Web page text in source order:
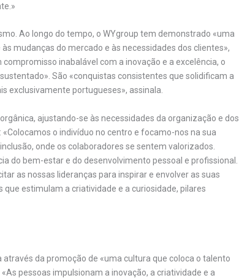
Ao longo do tempo, o WYgroup tem demonstrado «uma
mudanças do mercado e às necessidades dos clientes»,
inabalável com a inovação e a excelência, o
São «conquistas consistentes que solidificam a
exclusivamente portugueses», assinala.
ajustando-se às necessidades da organização e dos
o indivíduo no centro e focamo-nos na sua
onde os colaboradores se sentem valorizados.
do bem-estar e do desenvolvimento pessoal e profissional.
as nossas lideranças para inspirar e envolver as suas
estimulam a criatividade e a curiosidade, pilares
da promoção de «uma cultura que coloca o talento
pessoas impulsionam a inovação, a criatividade e a